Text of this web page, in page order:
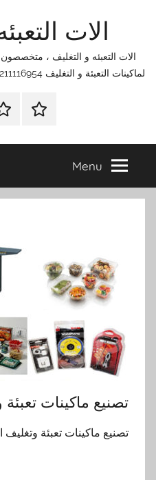
الات
الات التعبئه و التغليف ،
لماكينات التعبئة و التغليف 01211116954 – 01211116956 – 01211116958
الرئيسية
Menu
تصنيع ماكينات
تصنيع ماكينات تعبئة وتغليف